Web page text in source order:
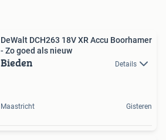
DeWalt DCH263 18V XR Accu Boorhamer
- Zo goed als nieuw
Bieden Details
Maastricht Gisteren